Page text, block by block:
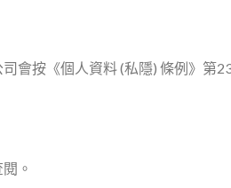
會按《個人資料 (私隱) 條例》第
。